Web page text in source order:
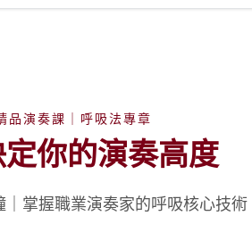
品演奏課｜呼吸法專章
你的演奏高度
｜掌握職業演奏家的呼吸核心技術